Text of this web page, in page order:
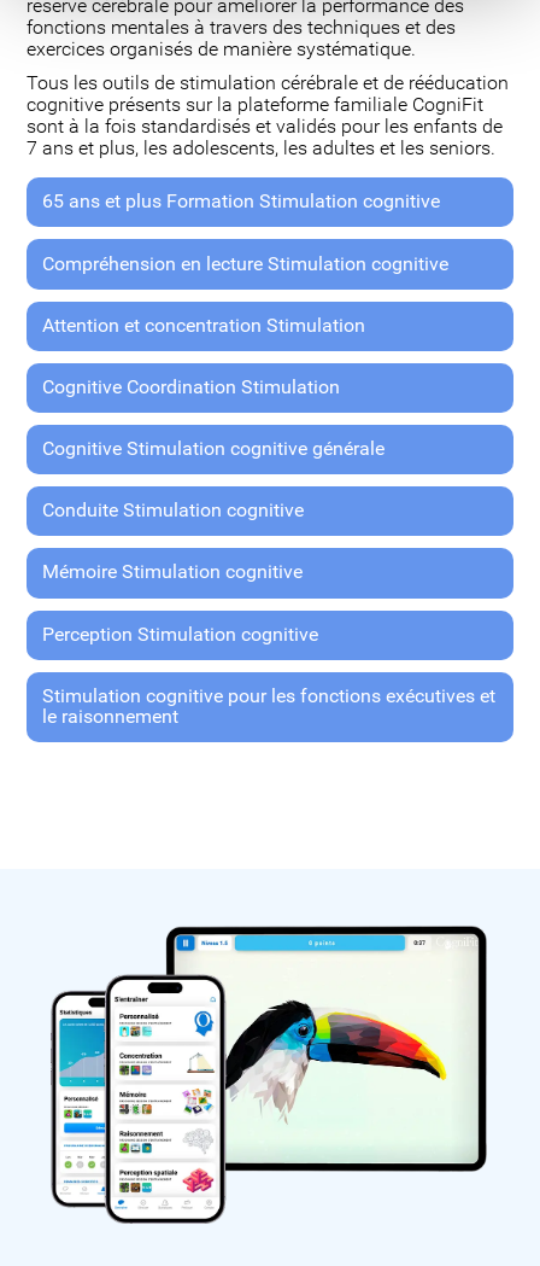
réserve cérébrale pour améliorer la performance des
fonctions mentales à travers des techniques et des
exercices organisés de manière systématique.
Tous les outils de stimulation cérébrale et de rééducation
cognitive présents sur la plateforme familiale CogniFit
sont à la fois standardisés et validés pour les enfants de
7 ans et plus, les adolescents, les adultes et les seniors.
65 ans et plus Formation Stimulation cognitive
Compréhension en lecture Stimulation cognitive
Attention et concentration Stimulation
Cognitive Coordination Stimulation
Cognitive Stimulation cognitive générale
Conduite Stimulation cognitive
Mémoire Stimulation cognitive
Perception Stimulation cognitive
Stimulation cognitive pour les fonctions exécutives et
le raisonnement